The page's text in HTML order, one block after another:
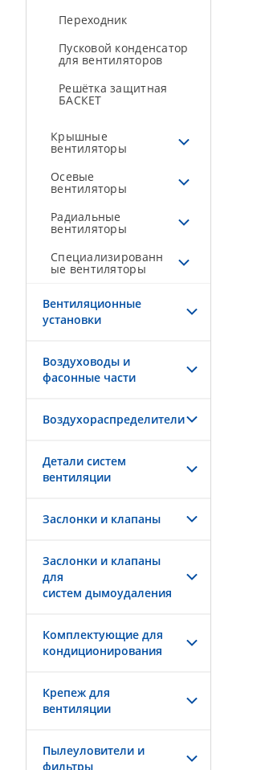
Переходник
Пусковой конденсатор
для вентиляторов
Решётка защитная
БАСКЕТ
Крышные
вентиляторы
Осевые
вентиляторы
Радиальные
вентиляторы
Специализированн
ые вентиляторы
Вентиляционные
установки
Воздуховоды и
фасонные части
Воздухораспределители
Детали систем
вентиляции
Заслонки и клапаны
Заслонки и клапаны
для
систем дымоудаления
Комплектующие для
кондиционирования
Крепеж для
вентиляции
Пылеуловители и
фильтры